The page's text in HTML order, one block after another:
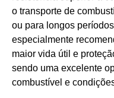
o transporte de
ou para longos
especialmente
maior vida útil e
sendo uma excelente
combustível e